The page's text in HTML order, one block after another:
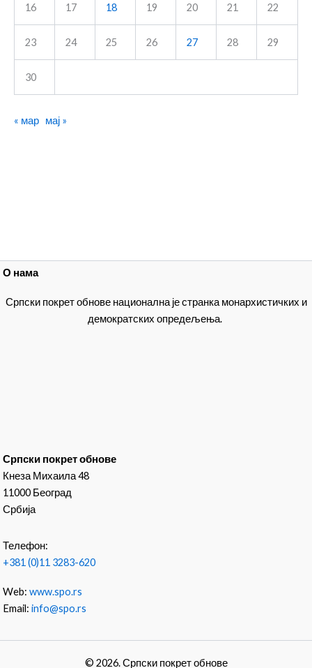
16 17 18 19 20 21 22
23 24 25 26 27 28 29
30
« мар мај »
О нама
Српски покрет обнове национална је странка монархистичких и
демократских опредељења.
Српски покрет обнове
Кнеза Михаила 48
11000 Београд
Србија
Телефон:
+381 (0)11 3283-620
Web:www.spo.rs
Email:info@spo.rs
© 2026. Српски покрет обнове